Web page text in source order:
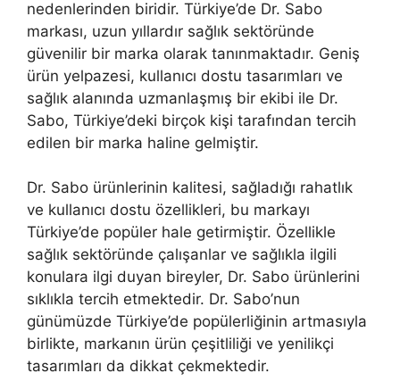
nedenlerinden biridir. Türkiye’de Dr. Sabo
markası, uzun yıllardır sağlık sektöründe
güvenilir bir marka olarak tanınmaktadır. Geniş
ürün yelpazesi, kullanıcı dostu tasarımları ve
sağlık alanında uzmanlaşmış bir ekibi ile Dr.
Sabo, Türkiye’deki birçok kişi tarafından tercih
edilen bir marka haline gelmiştir.
Dr. Sabo ürünlerinin kalitesi, sağladığı rahatlık
ve kullanıcı dostu özellikleri, bu markayı
Türkiye’de popüler hale getirmiştir. Özellikle
sağlık sektöründe çalışanlar ve sağlıkla ilgili
konulara ilgi duyan bireyler, Dr. Sabo ürünlerini
sıklıkla tercih etmektedir. Dr. Sabo’nun
günümüzde Türkiye’de popülerliğinin artmasıyla
birlikte, markanın ürün çeşitliliği ve yenilikçi
tasarımları da dikkat çekmektedir.